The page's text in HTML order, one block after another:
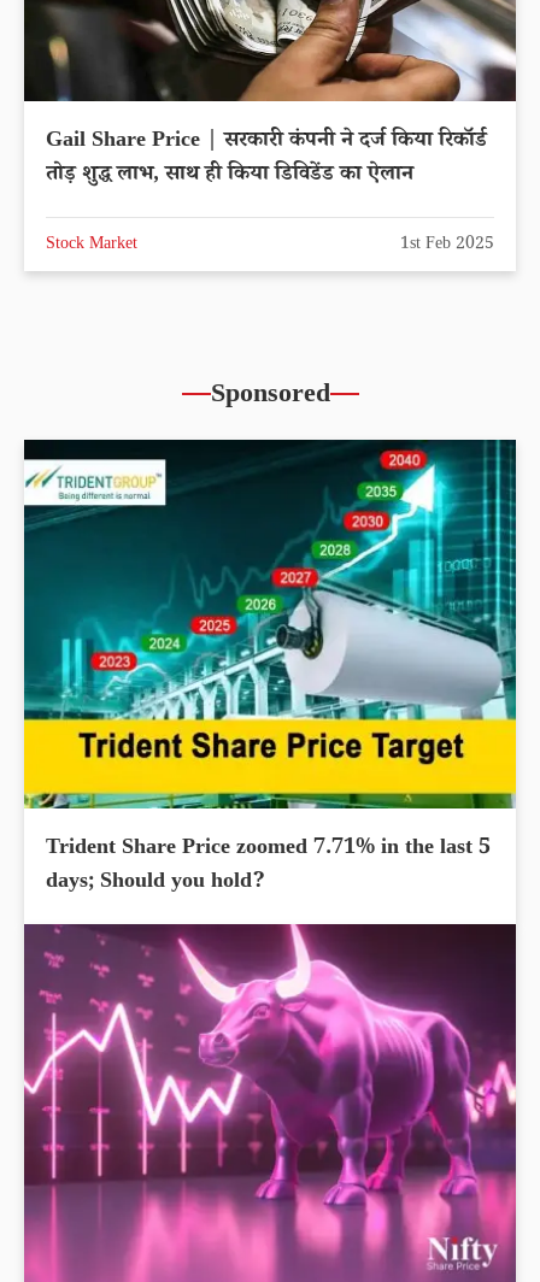
Gail Share Price | सरकारी कंपनी ने दर्ज किया रिकॉर्ड
तोड़ शुद्ध लाभ, साथ ही किया डिविडेंड का ऐलान
Stock Market 1st Feb 2025
Sponsored
Trident Share Price zoomed 7.71% in the last 5
days; Should you hold?